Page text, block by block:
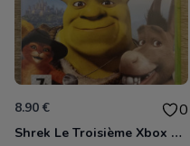
8.90 € 0
Shrek Le Troisième Xbox 360